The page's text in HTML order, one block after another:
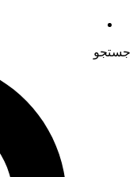
جستجو